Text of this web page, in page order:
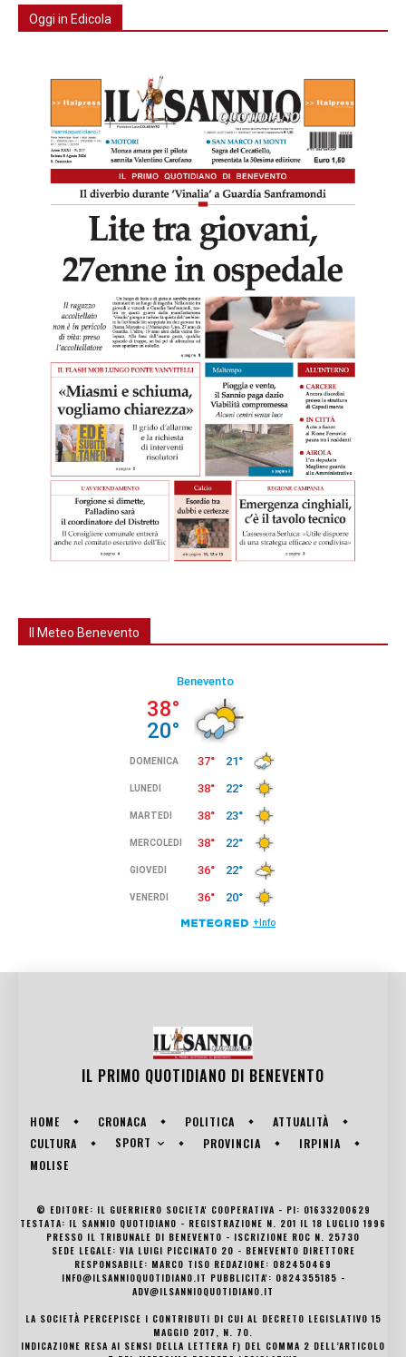
Oggi in Edicola
Il Meteo Benevento
IL PRIMO QUOTIDIANO DI BENEVENTO
HOME CRONACA POLITICA
ATTUALITÀ
CULTURA
SPORT PROVINCIA
IRPINIA
MOLISE
© EDITORE: IL GUERRIERO SOCIETA' COOPERATIVA - PI: 01633200629
TESTATA: IL SANNIO QUOTIDIANO - REGISTRAZIONE N. 201 IL 18 LUGLIO 1996
PRESSO IL TRIBUNALE DI BENEVENTO - ISCRIZIONE ROC N. 25730
SEDE LEGALE: VIA LUIGI PICCINATO 20 - BENEVENTO DIRETTORE
RESPONSABILE: MARCO TISO REDAZIONE: 082450469
INFO@ILSANNIOQUOTIDIANO.IT PUBBLICITA': 0824355185 -
ADV@ILSANNIOQUOTIDIANO.IT
LA SOCIETÀ PERCEPISCE I CONTRIBUTI DI CUI AL DECRETO LEGISLATIVO 15
MAGGIO 2017, N. 70.
INDICAZIONE RESA AI SENSI DELLA LETTERA F) DEL COMMA 2 DELL’ARTICOLO